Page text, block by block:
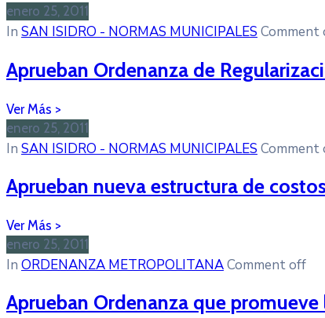
enero 25, 2011
In SAN ISIDRO - NORMAS MUNICIPALES Comment
Aprueban Ordenanza de
enero 25, 2011
In SAN ISIDRO - NORMAS MUNICIPALES Comment
Aprueban nueva estructura de
enero 25, 2011
In ORDENANZA METROPOLITANAComment off
Aprueban Ordenanza que